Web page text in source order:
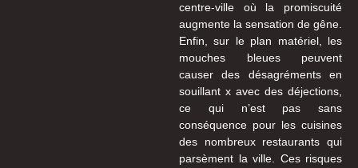
centre-ville où la promiscuité
augmente la sensation de gêne.
Enfin, sur le plan matériel, les
mouches bleues peuvent
causer des désagréments en
souillant x avec des déjections,
ce qui n’est pas sans
conséquence pour les cuisines
des nombreux restaurants qui
parsèment la ville. Ces risques